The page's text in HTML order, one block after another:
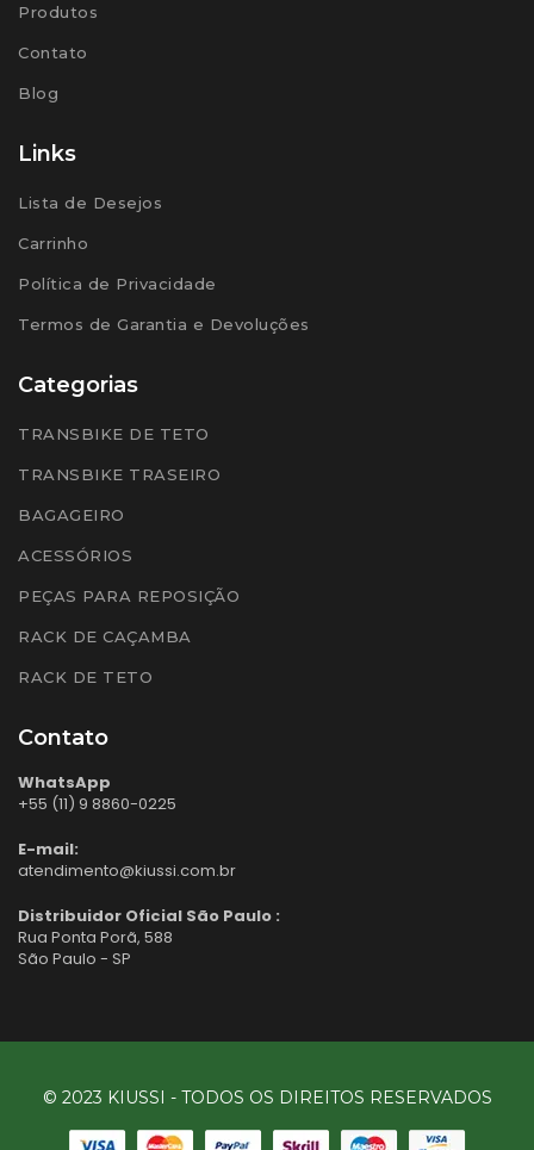
Produtos
Contato
Blog
Links
Lista de Desejos
Carrinho
Política de Privacidade
Termos de Garantia e Devoluções
Categorias
TRANSBIKE DE TETO
TRANSBIKE TRASEIRO
BAGAGEIRO
ACESSÓRIOS
PEÇAS PARA REPOSIÇÃO
RACK DE CAÇAMBA
RACK DE TETO
Contato
WhatsApp
+55 (11) 9 8860-0225
E-mail:
atendimento@kiussi.com.br
Distribuidor Oficial São Paulo :
Rua Ponta Porã, 588
São Paulo - SP
© 2023 KIUSSI - TODOS OS DIREITOS RESERVADOS